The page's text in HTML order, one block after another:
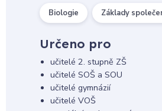
Biologie Základy
Určeno pro
učitelé 2. stupně ZŠ
učitelé SOŠ a SOU
učitelé gymnázií
učitelé VOŠ